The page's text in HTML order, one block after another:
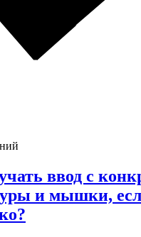
ввод с
и мышки,